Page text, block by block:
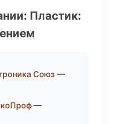
Пластик:
Союз —
—